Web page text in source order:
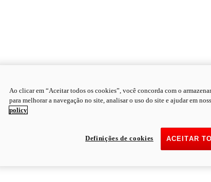
Ao clicar em “Aceitar todos os cookies”, você concorda com o
para melhorar a navegação no site, analisar o uso do site e ajudar em
policy
ACEITAR
Definições de cookies